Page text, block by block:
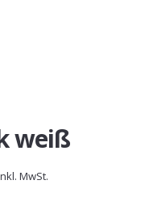
weiß
MwSt.